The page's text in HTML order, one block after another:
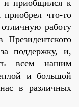
и приобщился к
приобрел что-то
работу
Президентского
поддержку, и,
всем нашим
и большой
в различных